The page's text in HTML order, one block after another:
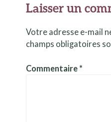
Laisser un
Votre adresse e-mail
champs obligatoires
Commentaire *